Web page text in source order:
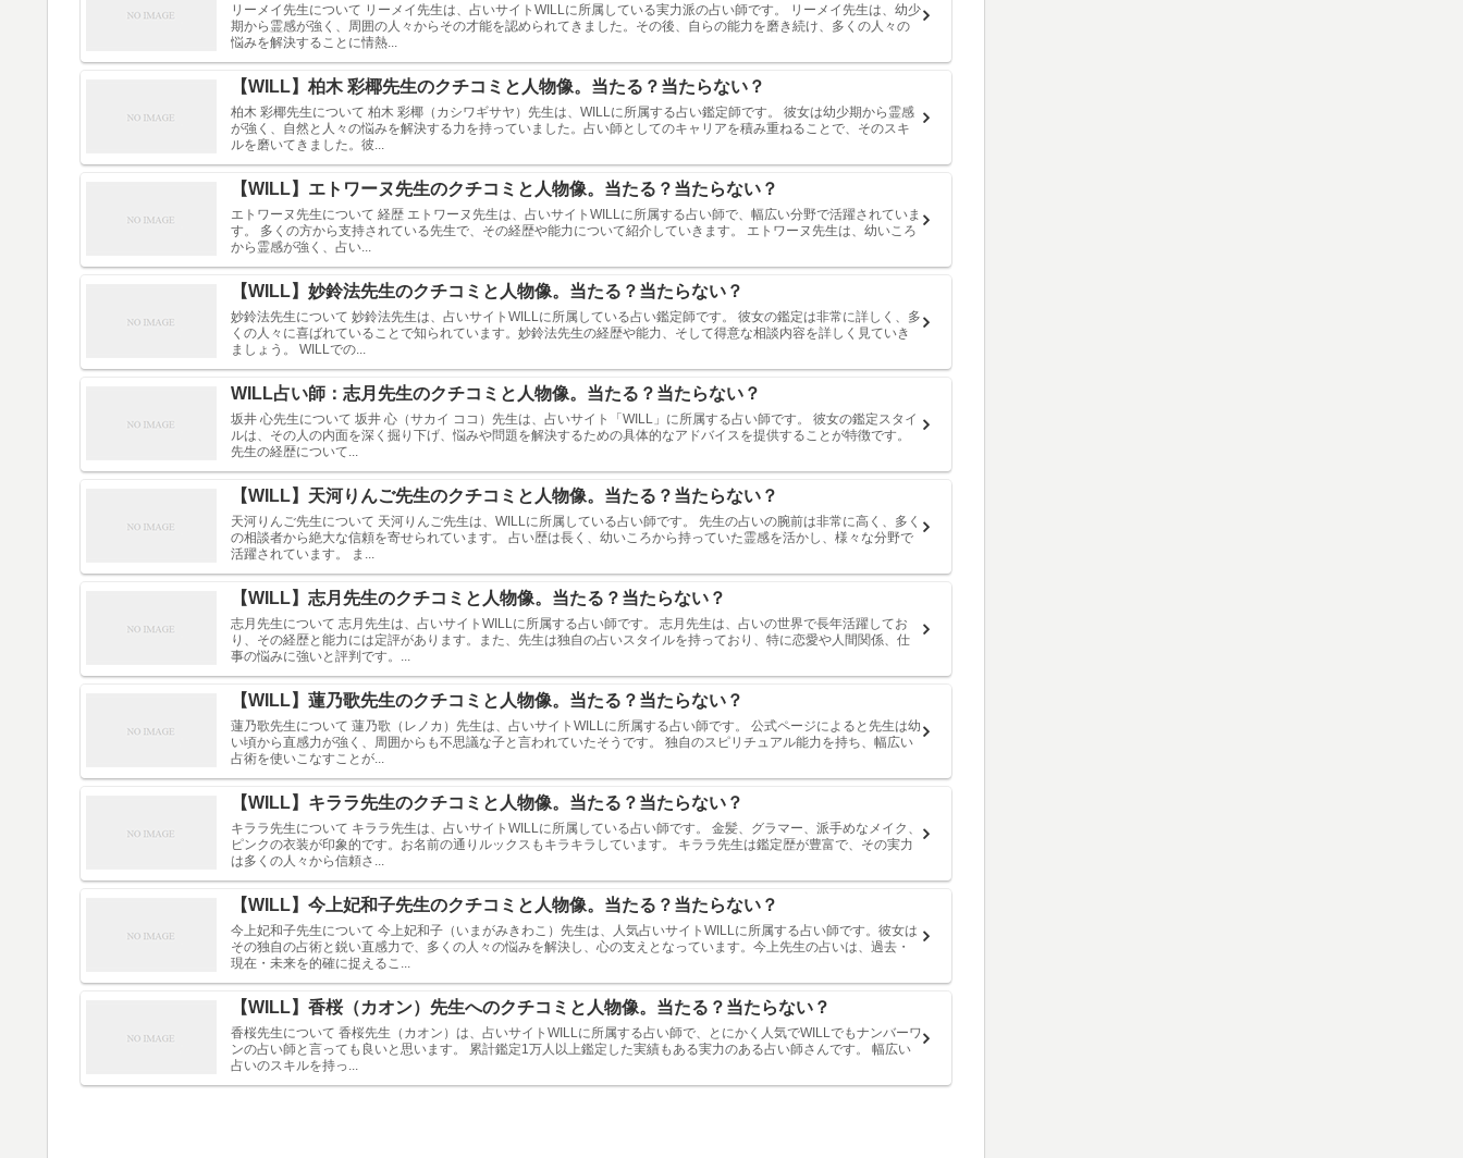
リーメイ先生について リーメイ先生は、占いサイトWILLに所属している実力派の占い師です。 リーメイ先生は、幼少
期から霊感が強く、周囲の人々からその才能を認められてきました。その後、自らの能力を磨き続け、多くの人々の
悩みを解決することに情熱...
【WILL】柏木 彩椰先生のクチコミと人物像。当たる？当たらない？
柏木 彩椰先生について 柏木 彩椰（カシワギサヤ）先生は、WILLに所属する占い鑑定師です。 彼女は幼少期から霊感
が強く、自然と人々の悩みを解決する力を持っていました。占い師としてのキャリアを積み重ねることで、そのスキ
ルを磨いてきました。彼...
【WILL】エトワーヌ先生のクチコミと人物像。当たる？当たらない？
エトワーヌ先生について 経歴 エトワーヌ先生は、占いサイトWILLに所属する占い師で、幅広い分野で活躍されていま
す。 多くの方から支持されている先生で、その経歴や能力について紹介していきます。 エトワーヌ先生は、幼いころ
から霊感が強く、占い...
【WILL】妙鈴法先生のクチコミと人物像。当たる？当たらない？
妙鈴法先生について 妙鈴法先生は、占いサイトWILLに所属している占い鑑定師です。 彼女の鑑定は非常に詳しく、多
くの人々に喜ばれていることで知られています。妙鈴法先生の経歴や能力、そして得意な相談内容を詳しく見ていき
ましょう。 WILLでの...
WILL占い師：志月先生のクチコミと人物像。当たる？当たらない？
坂井 心先生について 坂井 心（サカイ ココ）先生は、占いサイト「WILL」に所属する占い師です。 彼女の鑑定スタイ
ルは、その人の内面を深く掘り下げ、悩みや問題を解決するための具体的なアドバイスを提供することが特徴です。
先生の経歴について...
【WILL】天河りんご先生のクチコミと人物像。当たる？当たらない？
天河りんご先生について 天河りんご先生は、WILLに所属している占い師です。 先生の占いの腕前は非常に高く、多く
の相談者から絶大な信頼を寄せられています。 占い歴は長く、幼いころから持っていた霊感を活かし、様々な分野で
活躍されています。 ま...
【WILL】志月先生のクチコミと人物像。当たる？当たらない？
志月先生について 志月先生は、占いサイトWILLに所属する占い師です。 志月先生は、占いの世界で長年活躍してお
り、その経歴と能力には定評があります。また、先生は独自の占いスタイルを持っており、特に恋愛や人間関係、仕
事の悩みに強いと評判です。...
【WILL】蓮乃歌先生のクチコミと人物像。当たる？当たらない？
蓮乃歌先生について 蓮乃歌（レノカ）先生は、占いサイトWILLに所属する占い師です。 公式ページによると先生は幼
い頃から直感力が強く、周囲からも不思議な子と言われていたそうです。 独自のスピリチュアル能力を持ち、幅広い
占術を使いこなすことが...
【WILL】キララ先生のクチコミと人物像。当たる？当たらない？
キララ先生について キララ先生は、占いサイトWILLに所属している占い師です。 金髪、グラマー、派手めなメイク、
ピンクの衣装が印象的です。お名前の通りルックスもキラキラしています。 キララ先生は鑑定歴が豊富で、その実力
は多くの人々から信頼さ...
【WILL】今上妃和子先生のクチコミと人物像。当たる？当たらない？
今上妃和子先生について 今上妃和子（いまがみきわこ）先生は、人気占いサイトWILLに所属する占い師です。彼女は
その独自の占術と鋭い直感力で、多くの人々の悩みを解決し、心の支えとなっています。今上先生の占いは、過去・
現在・未来を的確に捉えるこ...
【WILL】香桜（カオン）先生へのクチコミと人物像。当たる？当たらない？
香桜先生について 香桜先生（カオン）は、占いサイトWILLに所属する占い師で、とにかく人気でWILLでもナンバーワ
ンの占い師と言っても良いと思います。 累計鑑定1万人以上鑑定した実績もある実力のある占い師さんです。 幅広い
占いのスキルを持っ...